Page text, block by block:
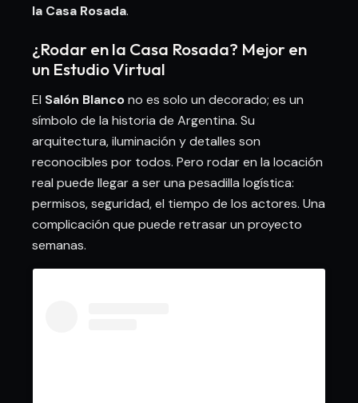
la Casa Rosada.
¿Rodar en la Casa Rosada? Mejor en
un Estudio Virtual
El Salón Blancono es solo un decorado; es un
símbolo de la historia de Argentina. Su
arquitectura, iluminación y detalles son
reconocibles por todos. Pero rodar en la locación
real puede llegar a ser una pesadilla logística:
permisos, seguridad, el tiempo de los actores. Una
complicación que puede retrasar un proyecto
semanas.